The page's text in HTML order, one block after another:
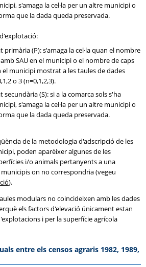
s'amaga la cel·la per un altre municipi o
que la dada queda preservada.
(P): s'amaga la cel·la quan el nombre
SAU en el municipi o el nombre de caps
municipi mostrat a les taules de dades
o 3 (n=0,1,2,3).
(S): si a la comarca sols s'ha
s'amaga la cel·la per un altre municipi o
que la dada queda preservada.
de la metodologia d'adscripció de les
poden aparèixer algunes de les
i/o animals pertanyents a una
on no correspondria (vegeu
).
modulars no coincideixen amb les dades
els factors d'elevació únicament estan
i per la superfície agrícola
entre els censos agraris 1982, 1989,